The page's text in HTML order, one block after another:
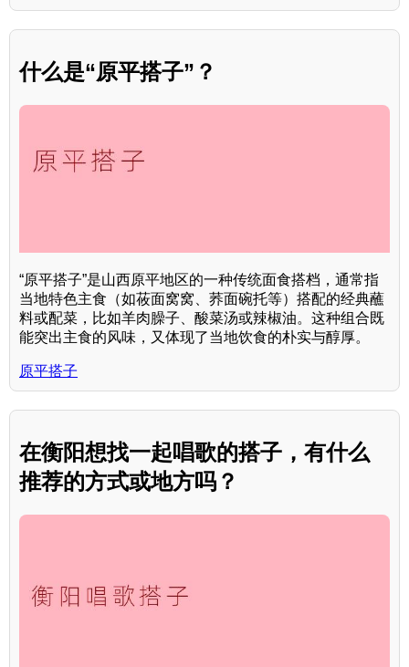
什么是“原平搭子”？
“原平搭子”是山西原平地区的一种传统面食搭档，通常指
当地特色主食（如莜面窝窝、荞面碗托等）搭配的经典蘸
料或配菜，比如羊肉臊子、酸菜汤或辣椒油。这种组合既
能突出主食的风味，又体现了当地饮食的朴实与醇厚。
原平搭子
在衡阳想找一起唱歌的搭子，有什么
推荐的方式或地方吗？